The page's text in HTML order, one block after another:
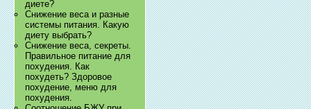
диете?
Снижение веса и разные
системы питания. Какую
диету выбрать?
Снижение веса, секреты.
Правильное питание для
похудения. Как
похудеть? Здоровое
похудение, меню для
похудения.